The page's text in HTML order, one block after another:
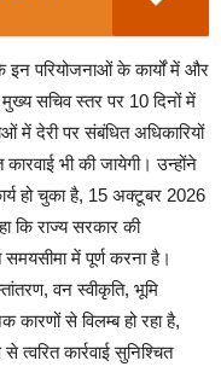
इन परियोजनाओं के कार्यों में और
सचिव स्तर पर 10 दिनों में
में देरी पर संबंधित अधिकारियों
भी की जायेगी। उन्होंने
हो चुका है, 15 अक्टूबर 2026
कि राज्य सरकार की
समयसीमा में पूर्ण करना है।
वन स्वीकृति, भूमि
कारणों से विलम्ब हो रहा है,
कार्रवाई सुनिश्चित